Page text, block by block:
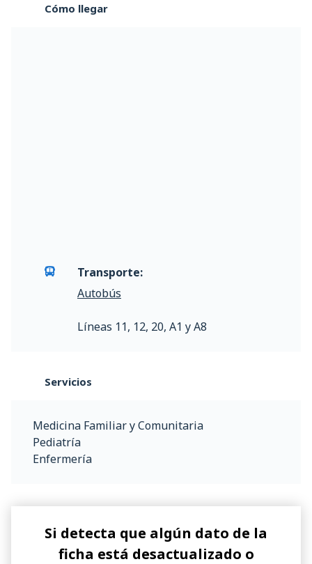
Cómo llegar
Transporte:
Autobús
Líneas 11, 12, 20, A1 y A8
Servicios
Medicina Familiar y Comunitaria
Pediatría
Enfermería
Si detecta que algún dato de la
ficha está desactualizado o